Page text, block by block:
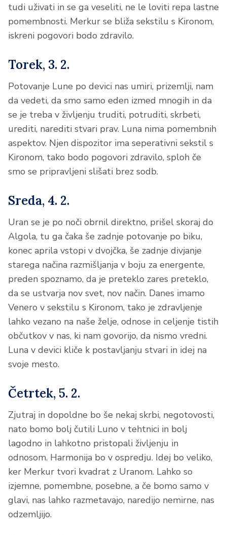
tudi uživati in se ga veseliti, ne le loviti repa lastne
pomembnosti. Merkur se bliža sekstilu s Kironom,
iskreni pogovori bodo zdravilo.
Torek, 3. 2.
Potovanje Lune po devici nas umiri, prizemlji, nam
da vedeti, da smo samo eden izmed mnogih in da
se je treba v življenju truditi, potruditi, skrbeti,
urediti, narediti stvari prav. Luna nima pomembnih
aspektov. Njen dispozitor ima seperativni sekstil s
Kironom, tako bodo pogovori zdravilo, sploh če
smo se pripravljeni slišati brez sodb.
Sreda, 4. 2.
Uran se je po noči obrnil direktno, prišel skoraj do
Algola, tu ga čaka še zadnje potovanje po biku,
konec aprila vstopi v dvojčka, še zadnje divjanje
starega načina razmišljanja v boju za energente,
preden spoznamo, da je preteklo zares preteklo,
da se ustvarja nov svet, nov način. Danes imamo
Venero v sekstilu s Kironom, tako je zdravljenje
lahko vezano na naše želje, odnose in celjenje tistih
občutkov v nas, ki nam govorijo, da nismo vredni.
Luna v devici kliče k postavljanju stvari in idej na
svoje mesto.
Četrtek, 5. 2.
Zjutraj in dopoldne bo še nekaj skrbi, negotovosti,
nato bomo bolj čutili Luno v tehtnici in bolj
lagodno in lahkotno pristopali življenju in
odnosom. Harmonija bo v ospredju. Idej bo veliko,
ker Merkur tvori kvadrat z Uranom. Lahko so
izjemne, pomembne, posebne, a če bomo samo v
glavi, nas lahko razmetavajo, naredijo nemirne, nas
odzemljijo.